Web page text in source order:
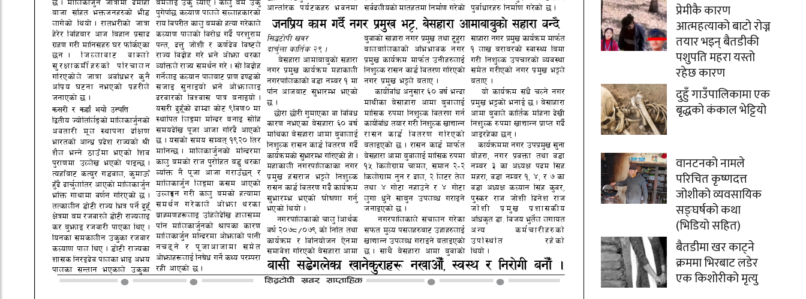
प्रेमीकै कारण
आत्महत्याको बाटो रोज्न
तयार भइन् बैतडीकी
पशुपति महरा यस्तो
रहेछ कारण
दुहुँ गाउँपालिकामा एक
बृद्धको कंकाल भेट्टियो
वानटनको नामले
परिचित कृष्णदत्त
जोशीको व्यवसायिक
सङ्घर्षको कथा
(भिडियो सहित)
बैतडीमा खर काट्ने
क्रममा भिरबाट लडेर
एक किशोरीको मृत्यु